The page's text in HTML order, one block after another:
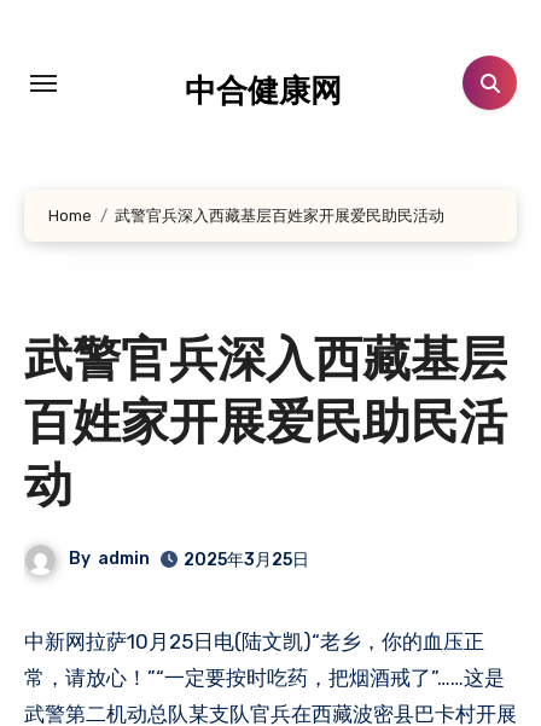
中合健康网
Home 武警官兵深入西藏基层百姓家开展爱民助民活动
武警官兵深入西藏基层
百姓家开展爱民助民活
动
By admin 2025年3月25日
中新网拉萨10月25日电(陆文凯)“老乡，你的血压正
常，请放心！”“一定要按时吃药，把烟酒戒了”……这是
武警第二机动总队某支队官兵在西藏波密县巴卡村开展